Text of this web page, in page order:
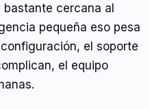
cercana al
pequeña eso pesa
el soporte
el equipo